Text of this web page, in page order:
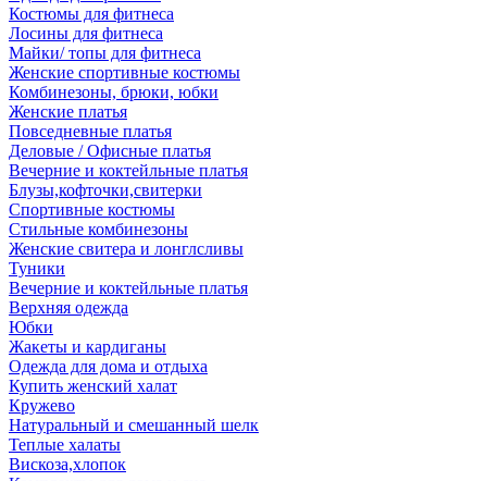
Костюмы для фитнеса
Лосины для фитнеса
Майки/ топы для фитнеса
Женские спортивные костюмы
Комбинезоны, брюки, юбки
Женские платья
Повседневные платья
Деловые / Офисные платья
Вечерние и коктейльные платья
Блузы,кофточки,свитерки
Спортивные костюмы
Стильные комбинезоны
Женские свитера и лонглсливы
Туники
Вечерние и коктейльные платья
Верхняя одежда
Юбки
Жакеты и кардиганы
Одежда для дома и отдыха
Купить женский халат
Кружево
Натуральный и смешанный шелк
Теплые халаты
Вискоза,хлопок